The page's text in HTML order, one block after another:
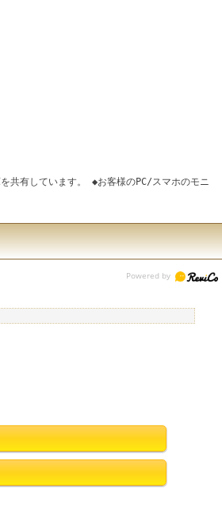
共有しています。 ◆お客様のPC/スマホのモニ